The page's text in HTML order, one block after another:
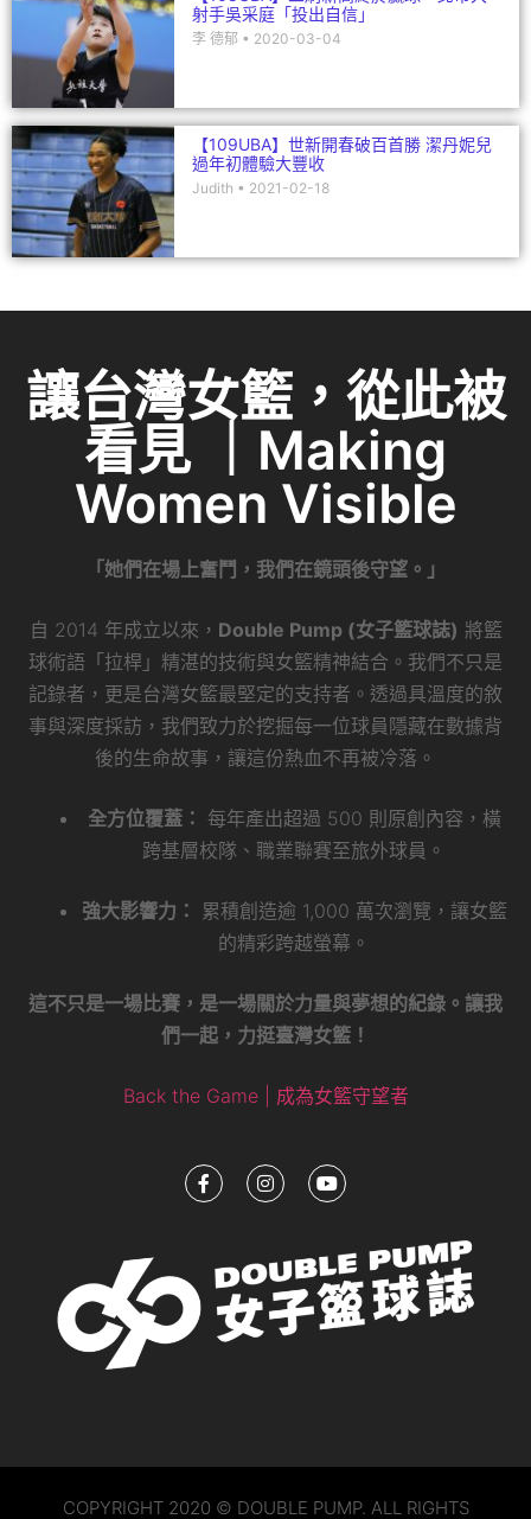
射手吳采庭「投出自信」
李 德郁 2020-03-04
【109UBA】世新開春破百首勝 潔丹妮兒
過年初體驗大豐收
Judith 2021-02-18
讓台灣女籃，從此被
看見 ｜Making
Women Visible
「她們在場上奮鬥，我們在鏡頭後守望。」
自 2014 年成立以來， Double Pump (女子籃球誌) 將籃
球術語「拉桿」精湛的技術與女籃精神結合。我們不只是
記錄者，更是台灣女籃最堅定的支持者。透過具溫度的敘
事與深度採訪，我們致力於挖掘每一位球員隱藏在數據背
後的生命故事，讓這份熱血不再被冷落。
全方位覆蓋： 每年產出超過 500 則原創內容，橫
跨基層校隊、職業聯賽至旅外球員。
強大影響力：
累積創造逾 1,000 萬次瀏覽，讓女籃
的精彩跨越螢幕。
這不只是一場比賽，是一場關於力量與夢想的紀錄。讓我
們一起，力挺臺灣女籃！
Back the Game | 成為女籃守望者
COPYRIGHT 2020 © DOUBLE PUMP. ALL RIGHTS